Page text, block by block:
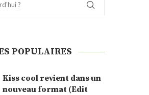
POPULAIRES
Kiss cool revient dans un
nouveau format (Edit